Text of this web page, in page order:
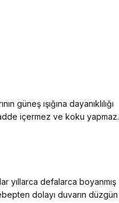
ışığına dayanıklılığı
içermez ve koku yapmaz.
yıllarca defalarca boyanmış
dolayı duvarın düzgün